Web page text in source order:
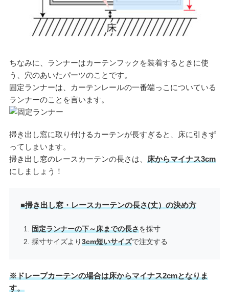
ちなみに、ランナーはカーテンフックを装着するときに使
う、穴のあいたパーツのことです。
固定ランナーは、カーテンレールの一番端っこについている
ランナーのことを言います。
掃き出し窓に取り付けるカーテンが長すぎると、床に引きず
ってしまいます。
掃き出し窓のレースカーテンの長さは、 床からマイナス3cm
にしましょう！
■掃き出し窓・レースカーテンの長さ(丈）の決め方
固定ランナーの下～床までの長さを採寸
採寸サイズより3cm短いサイズで注文する
※ドレープカーテンの場合は床からマイナス2cmとなりま
す。